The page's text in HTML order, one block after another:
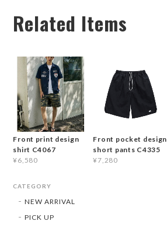
Related Items
Front print design
shirt C4067
¥6,580
Front pocket design
short pants C4335
¥7,280
CATEGORY
NEW ARRIVAL
PICK UP